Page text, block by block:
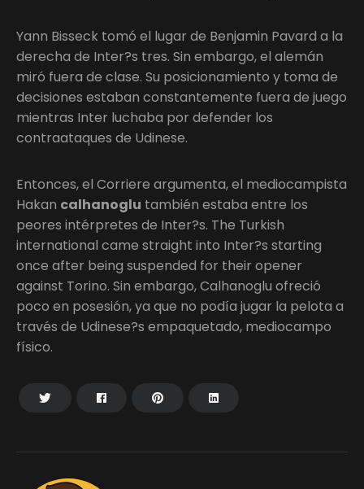
Yann Bisseck tomó el lugar de Benjamin Pavard a la
derecha de Inter?s tres. Sin embargo, el alemán
miró fuera de clase. Su posicionamiento y toma de
decisiones estaban constantemente fuera de juego
mientras Inter luchaba por defender los
contraataques de Udinese.
Entonces, el Corriere argumenta, el mediocampista
Hakan calhanoglu también estaba entre los
peores intérpretes de Inter?s. The Turkish
international came straight into Inter?s starting
once after being suspended for their opener
against Torino. Sin embargo, Calhanoglu ofreció
poco en posesión, ya que no podía jugar la pelota a
través de Udinese?s empaquetado, mediocampo
físico.